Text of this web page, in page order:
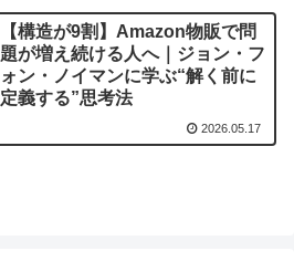
【構造が9割】Amazon物販で問
題が増え続ける人へ｜ジョン・フ
ォン・ノイマンに学ぶ“解く前に
定義する”思考法
2026.05.17